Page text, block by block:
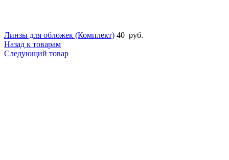
Линзы для обложек (Комплект) 40 руб.
Назад к товарам
Следующий товар